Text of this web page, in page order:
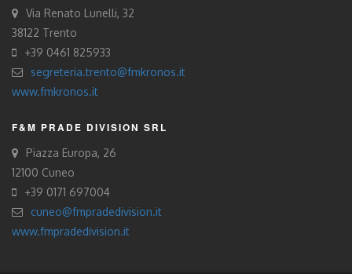
Via Renato Lunelli, 32
38122 Trento
+39 0461 825933
segreteria.trento@fmkronos.it
www.fmkronos.it
F&M PRADE DIVISION SRL
Piazza Europa, 26
12100 Cuneo
+39 0171 697004
cuneo@fmpradedivision.it
www.fmpradedivision.it